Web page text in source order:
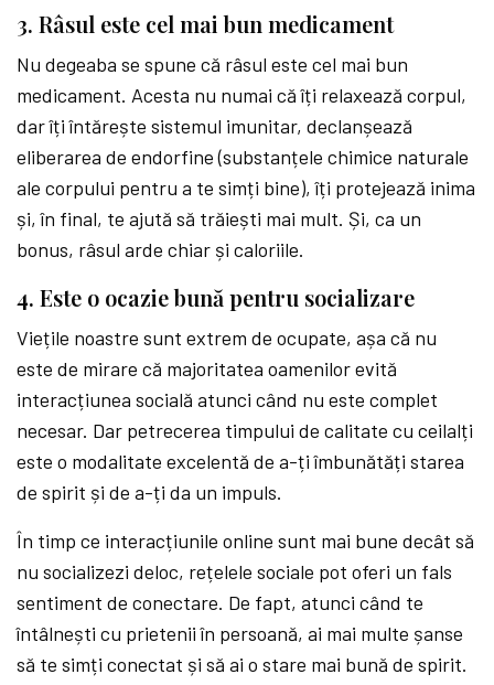
3. Râsul este cel mai bun medicament
Nu degeaba se spune că râsul este cel mai bun
medicament. Acesta nu numai că îți relaxează corpul,
dar îți întărește sistemul imunitar, declanșează
eliberarea de endorfine (substanțele chimice naturale
ale corpului pentru a te simți bine), îți protejează inima
și, în final, te ajută să trăiești mai mult. Și, ca un
bonus, râsul arde chiar și caloriile.
4. Este o ocazie bună pentru socializare
Viețile noastre sunt extrem de ocupate, așa că nu
este de mirare că majoritatea oamenilor evită
interacțiunea socială atunci când nu este complet
necesar. Dar petrecerea timpului de calitate cu ceilalți
este o modalitate excelentă de a-ți îmbunătăți starea
de spirit și de a-ți da un impuls.
În timp ce interacțiunile online sunt mai bune decât să
nu socializezi deloc, rețelele sociale pot oferi un fals
sentiment de conectare. De fapt, atunci când te
întâlnești cu prietenii în persoană, ai mai multe șanse
să te simți conectat și să ai o stare mai bună de spirit.